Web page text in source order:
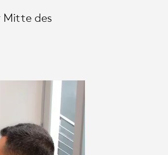
Mitte des